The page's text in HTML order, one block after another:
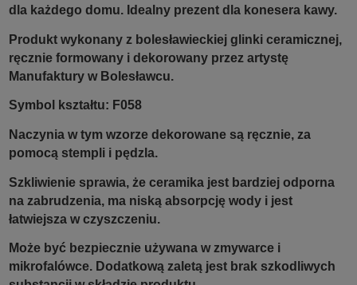
dla każdego domu. Idealny prezent dla konesera kawy.
Produkt wykonany z bolesławieckiej glinki ceramicznej,
ręcznie formowany i dekorowany przez artystę
Manufaktury w Bolesławcu.
Symbol kształtu: F058
Naczynia w tym wzorze dekorowane są ręcznie, za
pomocą stempli i pędzla.
Szkliwienie sprawia, że ceramika jest bardziej odporna
na zabrudzenia, ma niską absorpcję wody i jest
łatwiejsza w czyszczeniu.
Może być bezpiecznie używana w zmywarce i
mikrofalówce. Dodatkową zaletą jest brak szkodliwych